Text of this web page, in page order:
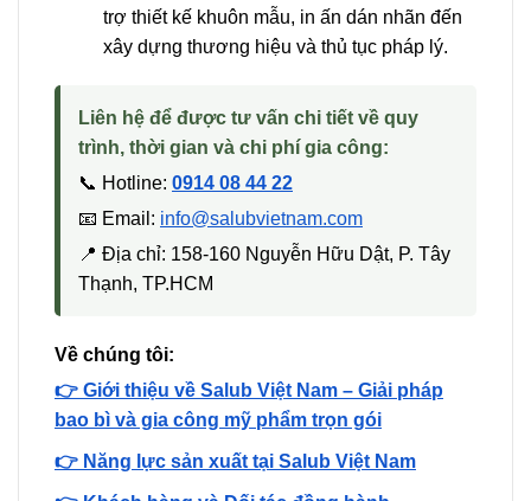
trợ thiết kế khuôn mẫu, in ấn dán nhãn đến
xây dựng thương hiệu và thủ tục pháp lý.
Liên hệ để được tư vấn chi tiết về quy
trình, thời gian và chi phí gia công:
📞 Hotline: 0914 08 44 22
📧 Email: info@salubvietnam.com
📍 Địa chỉ: 158-160 Nguyễn Hữu Dật, P. Tây
Thạnh, TP.HCM
Về chúng tôi:
👉 Giới thiệu về Salub Việt Nam – Giải pháp
bao bì và gia công mỹ phẩm trọn gói
👉 Năng lực sản xuất tại Salub Việt Nam